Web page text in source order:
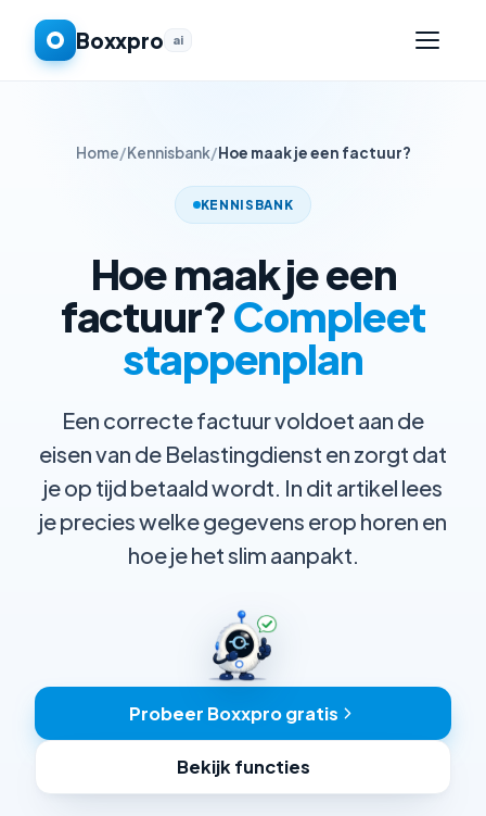
Boxxpro ai
Home/Kennisbank/Hoe maak je een factuur?
KENNISBANK
Hoe maak je een
factuur?Compleet
stappenplan
Een correcte factuur voldoet aan de
eisen van de Belastingdienst en zorgt dat
je op tijd betaald wordt. In dit artikel lees
je precies welke gegevens erop horen en
hoe je het slim aanpakt.
Probeer Boxxpro gratis
Bekijk functies